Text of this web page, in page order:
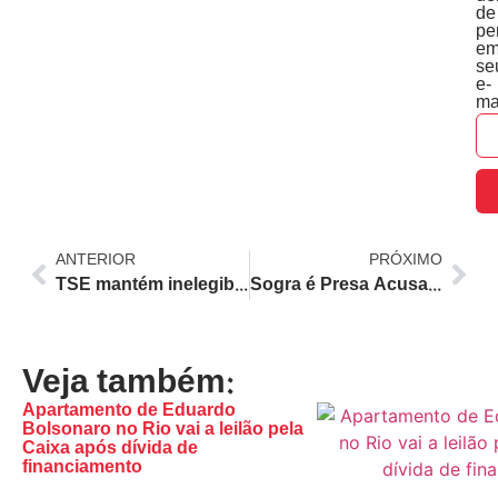
de
e-
ANTERIOR
TSE mantém inelegibilidade de Cláudio Castro até 2030 após condenação por abuso de poder em eleições
PRÓXIMO
Sogra é Presa Acusada de Dar 34 Facadas na Ex-Nora em Crime Motivados por Ciúmes e Disputa Familiar
Veja também:
Apartamento de Eduardo
Bolsonaro no Rio vai a leilão pela
Caixa após dívida de
financiamento